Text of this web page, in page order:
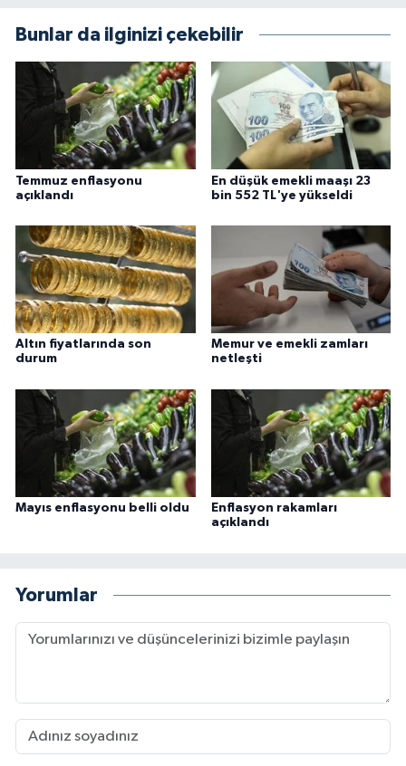
Bunlar da ilginizi çekebilir
Temmuz enflasyonu
açıklandı
En düşük emekli maaşı 23
bin 552 TL'ye yükseldi
Altın fiyatlarında son
durum
Memur ve emekli zamları
netleşti
Mayıs enflasyonu belli oldu
Enflasyon rakamları
açıklandı
Yorumlar
Konya Müftülüğü
Kütahya Müftülüğü
Malatya Müftülüğü
Manisa Müftülüğü
Mersin Müftülüğü
Muğla Müftülüğü
Muş Müftülüğü
Nevşehir Müftülüğü
Niğde Müftülüğü
Ordu Müftülüğü
Rize Müftülüğü
Sakarya Müftülüğü
Siirt Müftülüğü